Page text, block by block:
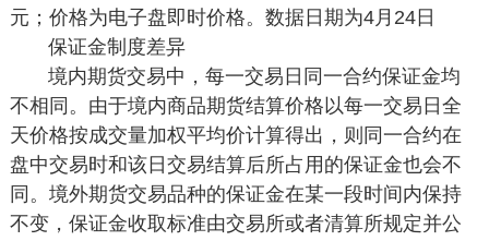
元；价格为电子盘即时价格。数据日期为4月24日
保证金制度差异
境内期货交易中，每一交易日同一合约保证金均
不相同。由于境内商品期货结算价格以每一交易日全
天价格按成交量加权平均价计算得出，则同一合约在
盘中交易时和该日交易结算后所占用的保证金也会不
同。境外期货交易品种的保证金在某一段时间内保持
不变，保证金收取标准由交易所或者清算所规定并公